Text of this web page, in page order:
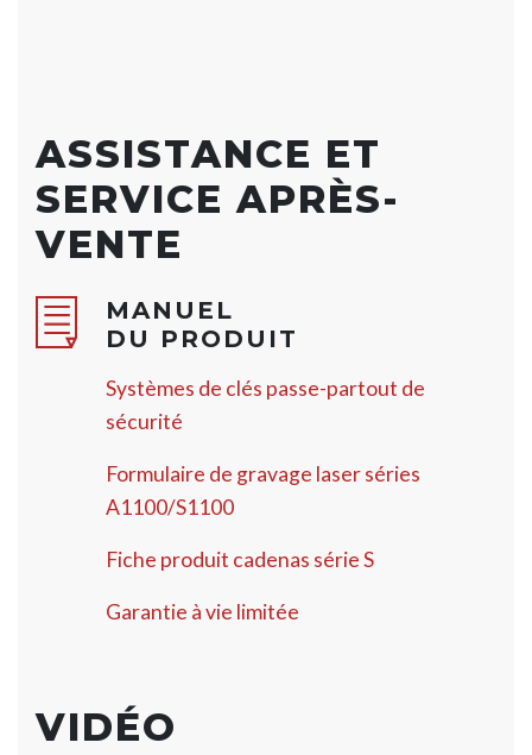
ASSISTANCE ET
SERVICE APRÈS-
VENTE
MANUEL
DU PRODUIT
Systèmes de clés passe-partout de
sécurité
Formulaire de gravage laser séries
A1100/S1100
Fiche produit cadenas série S
Garantie à vie limitée
VIDÉO